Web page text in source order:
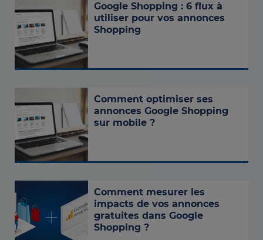
Google Shopping : 6 flux à
utiliser pour vos annonces
Shopping
Comment optimiser ses
annonces Google Shopping
sur mobile ?
Comment mesurer les
impacts de vos annonces
gratuites dans Google
Shopping ?